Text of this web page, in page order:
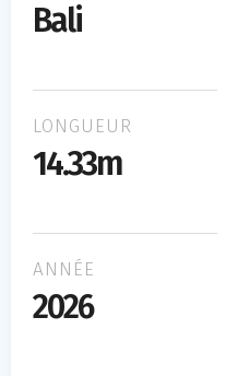
Bali
LONGUEUR
14.33m
ANNÉE
2026